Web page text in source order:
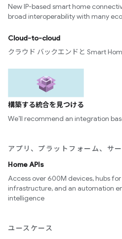
New IP-based smart home
broad interoperability with many
Cloud-to-cloud
クラウド バックエンドと Smart
構築する統合を見つける
We’ll recommend an integration
アプリ、プラットフォーム、サ
Home APIs
Access over 600M devices, hubs
infrastructure, and an automation
intelligence
ユースケース